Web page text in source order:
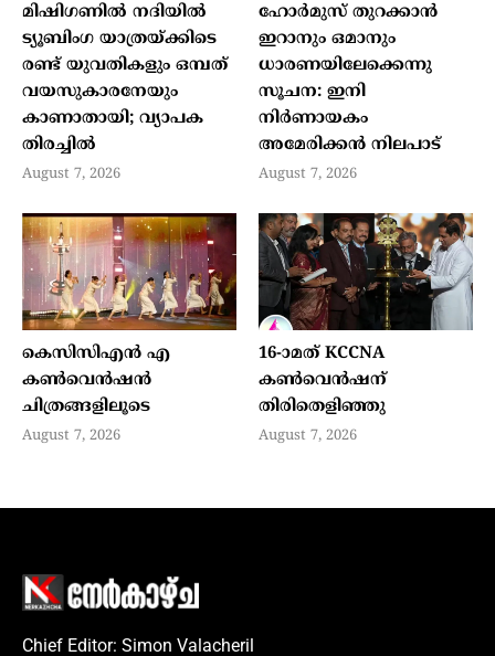
മിഷിഗണില്‍ നദിയില്‍
ട്യൂബിംഗ യാത്രയ്ക്കിടെ
രണ്ട് യുവതികളും ഒമ്പത്
വയസുകാരനേയും
കാണാതായി; വ്യാപക
തിരച്ചില്‍
August 7, 2026
ഹോര്‍മുസ് തുറക്കാന്‍
ഇറാനും ഒമാനും
ധാരണയിലേക്കെന്നു
സൂചന: ഇനി
നിര്‍ണായകം
അമേരിക്കന്‍ നിലപാട്
August 7, 2026
കെസിസിഎൻ എ
കൺവെൻഷൻ
ചിത്രങ്ങളിലൂടെ
August 7, 2026
16-ാമത് KCCNA
കൺവെൻഷന്
തിരിതെളിഞ്ഞു
August 7, 2026
Chief Editor: Simon Valacheril